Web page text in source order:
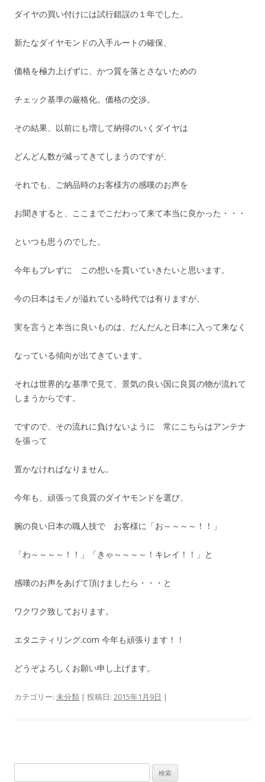
ダイヤの買い付けには試行錯誤の１年でした。
新たなダイヤモンドの入手ルートの確保、
価格を極力上げずに、かつ質を落とさないための
チェック基準の厳格化。価格の交渉。
その結果、以前にも増して納得のいくダイヤは
どんどん数が減ってきてしまうのですが、
それでも、ご納品時のお客様方の感嘆のお声を
お聞きすると、ここまでこだわって来て本当に良かった・・・
といつも思うのでした。
今年もブレずに この想いを貫いていきたいと思います。
今の日本はモノが溢れている時代では有りますが、
実を言うと本当に良いものは、だんだんと日本に入って来なく
なっている傾向が出てきています。
それは世界的な基準で見て、景気の良い国に良質の物が流れて
しまうからです。
ですので、その流れに負けないように 常にこちらはアンテナ
を張って
置かなければなりません。
今年も、頑張って良質のダイヤモンドを選び、
腕の良い日本の職人技で お客様に「お～～～～！！」
「わ～～～～！！」「きゃ～～～～！キレイ！！」と
感嘆のお声をあげて頂けましたら・・・と
ワクワク致しております。
エタニティリング.com 今年も頑張ります！！
どうぞよろしくお願い申し上げます。
カテゴリー: 未分類 | 投稿日: 2015年1月9日 |